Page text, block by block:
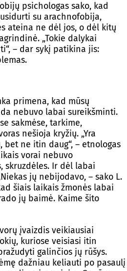
psichologas sako, kad
su arachnofobija,
ateina ne dėl jos, o dėl kitų
„Tokie dalykai
– dar sykį patikina jis:
primena, kad mūsų
nebuvo labai sureikšminti.
sakmėse, tarkime,
nešioja kryžių. „Yra
bet ne itin daug“, – etnologas
vorai nebuvo
skruzdėles. Ir dėl labai
jų nebijodavo, – sako L.
šiais laikais žmonės labai
jų baimė. Kaime šito
įvaizdis veikiausiai
kuriose veisiasi itin
galinčios jų rūšys.
dažniau keliauti po pasaulį